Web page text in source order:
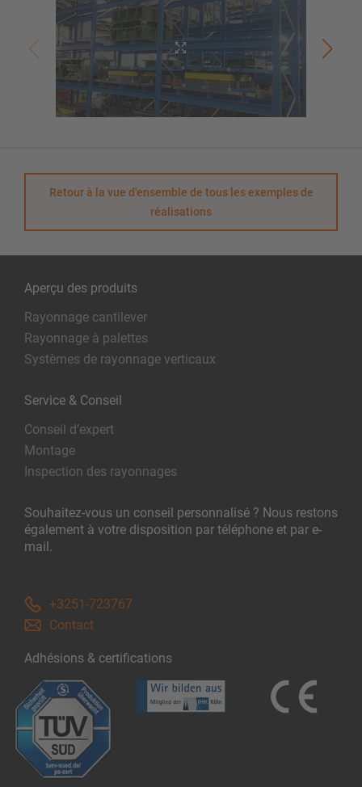
Retour à la vue d'ensemble de tous les exemples de
réalisations
Aperçu des produits
Rayonnage cantilever
Rayonnage à palettes
Systèmes de rayonnage verticaux
Service & Conseil
Conseil d’expert
Montage
Inspection des rayonnages
Souhaitez-vous un conseil personnalisé ? Nous restons
également à votre disposition par téléphone et par e-
mail.
+3251-723767
Contact
Adhésions & certifications